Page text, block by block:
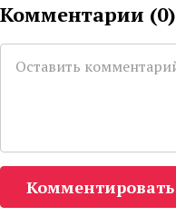
Комментарии (0)
Комментировать